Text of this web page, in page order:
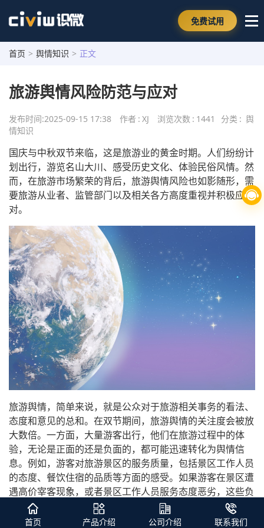
免费试用
首页 > 舆情知识 > 正文
旅游舆情风险防范与应对
发布时间:2025-09-15 17:38 作者 : XJ 浏览次数 : 1441 分类 : 舆
情知识
国庆与中秋双节来临，这是旅游业的黄金时期。人们纷纷计
划出行，游览名山大川、感受历史文化、体验民俗风情。然
而，在旅游市场繁荣的背后，旅游舆情风险也如影随形，需
要旅游从业者、监管部门以及相关各方高度重视并积极应
对。
旅游舆情，简单来说，就是公众对于旅游相关事务的看法、
态度和意见的总和。在双节期间，旅游舆情的关注度会被放
大数倍。一方面，大量游客出行，他们在旅游过程中的体
验，无论是正面的还是负面的，都可能迅速转化为舆情信
息。例如，游客对旅游景区的服务质量，包括景区工作人员
的态度、餐饮住宿的品质等方面的感受。如果游客在景区遭
遇高价宰客现象，或者景区工作人员服务态度恶劣，这些负
面体验很容易引发游客的不满情绪，进而通过各种渠道传播
开来，形成不良的旅游舆情。
首页 产品介绍 公司介绍 联系我们